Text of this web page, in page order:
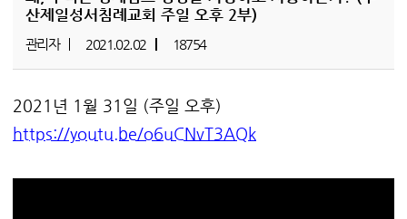
산제일성서침례교회 주일 오후 2부)
관리자 2021.02.02 18754
2021년 1월 31일 (주일 오후)
https://youtu.be/o6uCNvT3AQk